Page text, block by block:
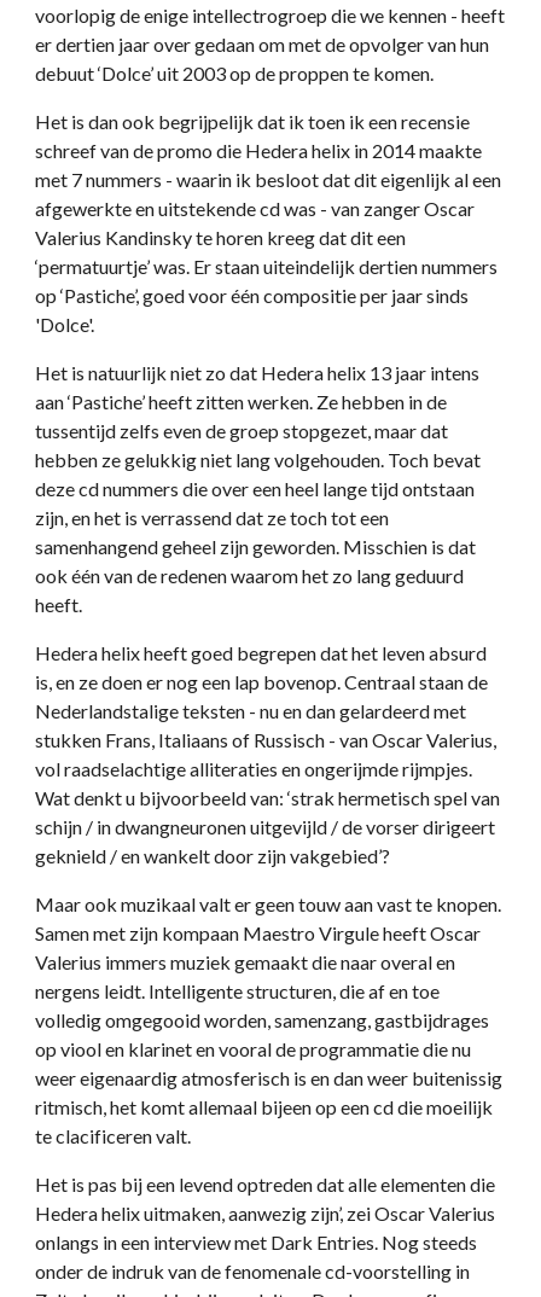
voorlopig de enige intellectrogroep die we kennen - heeft
er dertien jaar over gedaan om met de opvolger van hun
debuut ‘Dolce’ uit 2003 op de proppen te komen.
Het is dan ook begrijpelijk dat ik toen ik een recensie
schreef van de promo die Hedera helix in 2014 maakte
met 7 nummers - waarin ik besloot dat dit eigenlijk al een
afgewerkte en uitstekende cd was - van zanger Oscar
Valerius Kandinsky te horen kreeg dat dit een
‘permatuurtje’ was. Er staan uiteindelijk dertien nummers
op ‘Pastiche’, goed voor één compositie per jaar sinds
'Dolce'.
Het is natuurlijk niet zo dat Hedera helix 13 jaar intens
aan ‘Pastiche’ heeft zitten werken. Ze hebben in de
tussentijd zelfs even de groep stopgezet, maar dat
hebben ze gelukkig niet lang volgehouden. Toch bevat
deze cd nummers die over een heel lange tijd ontstaan
zijn, en het is verrassend dat ze toch tot een
samenhangend geheel zijn geworden. Misschien is dat
ook één van de redenen waarom het zo lang geduurd
heeft.
Hedera helix heeft goed begrepen dat het leven absurd
is, en ze doen er nog een lap bovenop. Centraal staan de
Nederlandstalige teksten - nu en dan gelardeerd met
stukken Frans, Italiaans of Russisch - van Oscar Valerius,
vol raadselachtige alliteraties en ongerijmde rijmpjes.
Wat denkt u bijvoorbeeld van: ‘strak hermetisch spel van
schijn / in dwangneuronen uitgevijld / de vorser dirigeert
geknield / en wankelt door zijn vakgebied’?
Maar ook muzikaal valt er geen touw aan vast te knopen.
Samen met zijn kompaan Maestro Virgule heeft Oscar
Valerius immers muziek gemaakt die naar overal en
nergens leidt. Intelligente structuren, die af en toe
volledig omgegooid worden, samenzang, gastbijdrages
op viool en klarinet en vooral de programmatie die nu
weer eigenaardig atmosferisch is en dan weer buitenissig
ritmisch, het komt allemaal bijeen op een cd die moeilijk
te clacificeren valt.
Het is pas bij een levend optreden dat alle elementen die
Hedera helix uitmaken, aanwezig zijn’, zei Oscar Valerius
onlangs in een interview met Dark Entries. Nog steeds
onder de indruk van de fenomenale cd-voorstelling in